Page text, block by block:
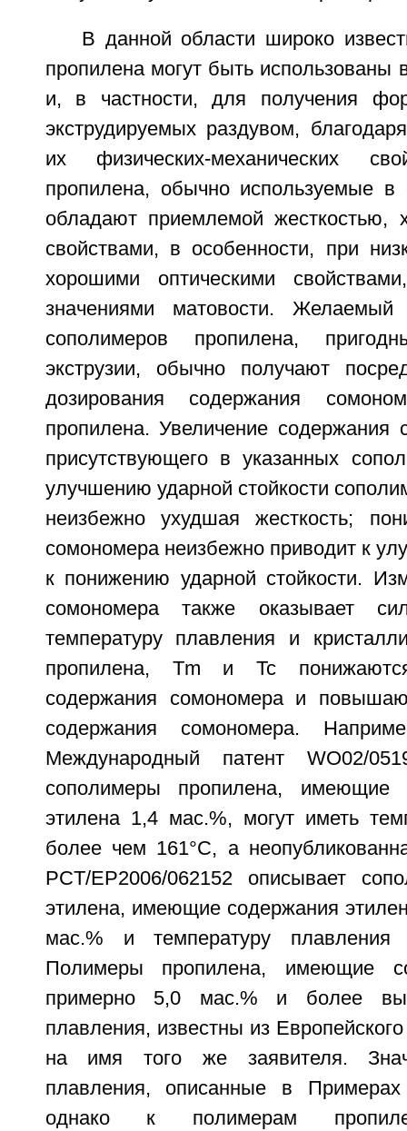
В данной области широко
пропилена могут быть использованы
и, в частности, для получения
экструдируемых раздувом,
их физических-механических
пропилена, обычно используемые в
обладают приемлемой жесткостью,
свойствами, в особенности, при
хорошими оптическими
значениями матовости.
сополимеров пропилена,
экструзии, обычно получают
дозирования содержания
пропилена. Увеличение содержания
присутствующего в указанных
улучшению ударной стойкости
неизбежно ухудшая жесткость;
сомономера неизбежно приводит к
к понижению ударной стойкости.
сомономера также оказывает
температуру плавления и
пропилена, Tm и Tc
содержания сомономера и
содержания сомономера.
Международный патент WO02/
сополимеры пропилена, имеющие
этилена 1,4 мас.%, могут иметь
более чем 161°C, а
PCT/EP2006/062152 описывает
этилена, имеющие содержания
мас.% и температуру
Полимеры пропилена, имеющие
примерно 5,0 мас.% и более
плавления, известны из
на имя того же заявителя.
плавления, описанные в
однако к полимерам